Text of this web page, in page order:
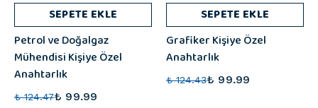
SEPETE EKLE
Petrol ve Doğalgaz
Mühendisi Kişiye Özel
Anahtarlık
₺ 124.47₺ 99.99
SEPETE EKLE
Grafiker Kişiye Özel
Anahtarlık
₺ 124.43₺ 99.99